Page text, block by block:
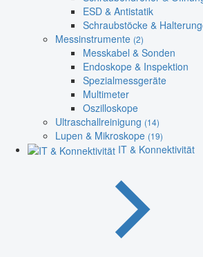
ESD & Antistatik
Schraubstöcke &
Messinstrumente (2)
Messkabel & Sonden
Endoskope & Inspektion
Spezialmessgeräte
Multimeter
Oszilloskope
Ultraschallreinigung (14)
Lupen & Mikroskope (19)
IT & Konnektivität